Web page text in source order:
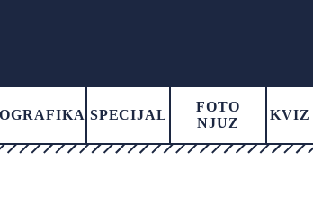
SPECIJAL
FOTO
NJUZ
KVIZ